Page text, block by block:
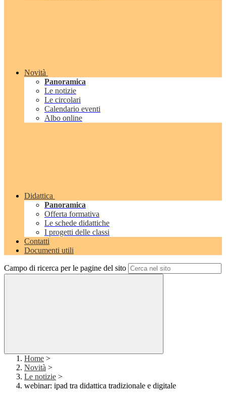
Novità
Panoramica
Le notizie
Le circolari
Calendario eventi
Albo online
Didattica
Panoramica
Offerta formativa
Le schede didattiche
I progetti delle classi
Contatti
Documenti utili
Campo di ricerca per le pagine del sito
Home >
Novità >
Le notizie >
webinar: ipad tra didattica tradizionale e digitale